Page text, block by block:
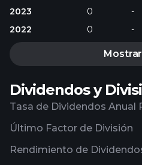
2023
0 -
2022
0 -
Dividendos y
Tasa de Dividendos Anual
Último Factor de División